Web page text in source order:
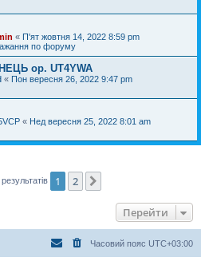
« П'ят жовтня 14, 2022 8:59 pm
по форуму
op. UT4YWA
« Пон вересня 26, 2022 9:47 pm
« Нед вересня 25, 2022 8:01 am
1 2
Перейти
Часовий пояс UTC+03:00